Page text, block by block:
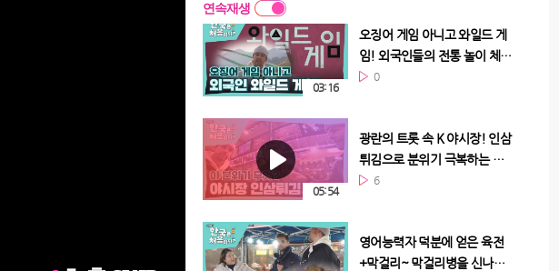
연속재생
오징어 게임 아니고 와일드 게
임! 외국인들의 전통 놀이 체
험!
03:16
0
광란의 트롯 속 K 야시장! 인삼
튀김으로 분위기 극복하는 노
르웨이 3인방!🤣
05:54
6
영어능력자 덕분에 얻은 육전
+막걸리~ 막걸리병을 신나게